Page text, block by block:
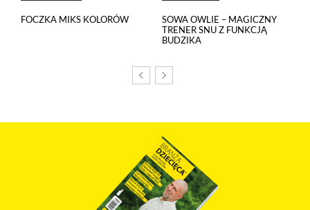
FOCZKA MIKS KOLORÓW
SOWA OWLIE – MAGICZNY
TRENER SNU Z FUNKCJĄ
BUDZIKA